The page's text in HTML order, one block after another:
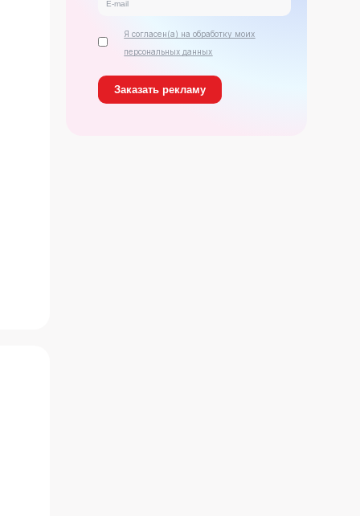
Я согласен(а) на обработку моих
персональных данных